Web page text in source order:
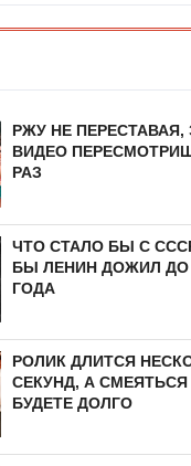
РЖУ НЕ ПЕРЕСТАВАЯ,
ВИДЕО
РАЗ
ЧТО СТАЛО БЫ С
БЫ ЛЕНИН ДОЖИЛ ДО
ГОДА
РОЛИК ДЛИТСЯ
СЕКУНД, А
БУДЕТЕ ДОЛГО